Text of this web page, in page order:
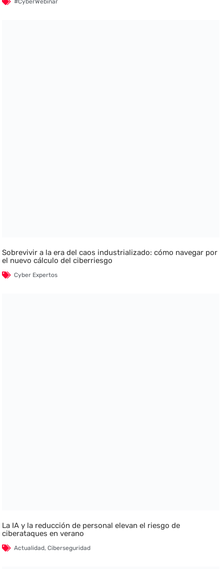
#CyberWebinar
Sobrevivir a la era del caos industrializado: cómo navegar por
el nuevo cálculo del ciberriesgo
Cyber Expertos
La IA y la reducción de personal elevan el riesgo de
ciberataques en verano
Actualidad,Ciberseguridad